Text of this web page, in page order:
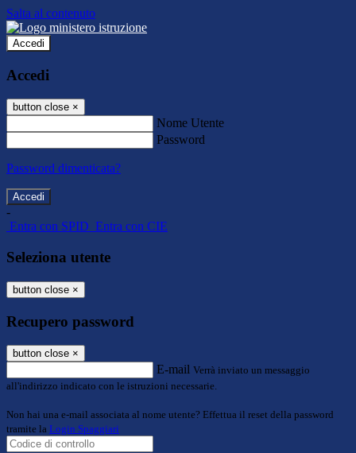
Salta al contenuto
Accedi
Accedi
button close ×
Nome Utente
Password
Password dimenticata?
-
Entra con SPID Entra con CIE
Seleziona utente
button close ×
Recupero password
button close ×
E-mail Verrà inviato un messaggio
all'indirizzo indicato con le istruzioni necessarie.
Non hai una e-mail associata al nome utente? Effettua il reset della password
tramite la Login Spaggiari